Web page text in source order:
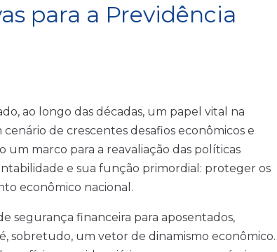
para a Previdência
ao longo das décadas, um papel vital na
de crescentes desafios econômicos e
um marco para a reavaliação das políticas
e sua função primordial: proteger os
econômico nacional.
segurança financeira para aposentados,
sobretudo, um vetor de dinamismo econômico.